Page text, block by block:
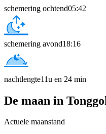
schemering ochtend05:42
schemering avond18:16
nachtlengte11u en 24 min
De maan in
Actuele maanstand